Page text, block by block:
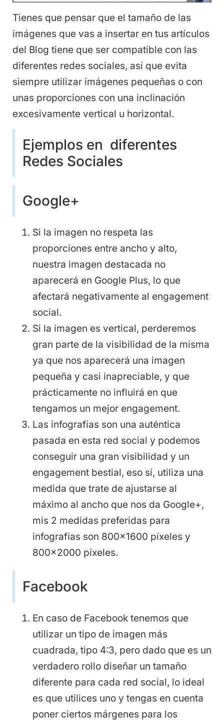
Tienes que pensar que el tamaño de las
imágenes que vas a insertar en tus artículos
del Blog tiene que ser compatible con las
diferentes redes sociales, así que evita
siempre utilizar imágenes pequeñas o con
unas proporciones con una inclinación
excesivamente vertical u horizontal.
Ejemplos en diferentes
Redes Sociales
Google+
Si la imagen no respeta las
proporciones entre ancho y alto,
nuestra imagen destacada no
aparecerá en Google Plus, lo que
afectará negativamente al engagement
social.
Si la imagen es vertical, perderemos
gran parte de la visibilidad de la misma
ya que nos aparecerá una imagen
pequeña y casi inapreciable, y que
prácticamente no influirá en que
tengamos un mejor engagement.
Las infografías son una auténtica
pasada en esta red social y podemos
conseguir una gran visibilidad y un
engagement bestial, eso sí, utiliza una
medida que trate de ajustarse al
máximo al ancho que nos da Google+,
mis 2 medidas preferidas para
infografías son 800×1600 píxeles y
800×2000 píxeles.
Facebook
En caso de Facebook tenemos que
utilizar un tipo de imagen más
cuadrada, tipo 4:3, pero dado que es un
verdadero rollo diseñar un tamaño
diferente para cada red social, lo ideal
es que utilices uno y tengas en cuenta
poner ciertos márgenes para los